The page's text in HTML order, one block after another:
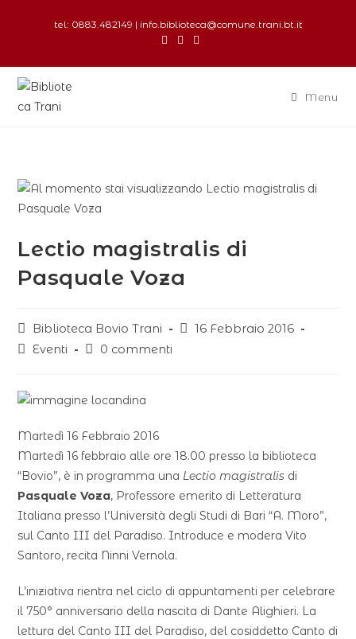
tel: 0883.482149 | info.biblioteca@comune.trani.bt.it
Menu
Lectio magistralis di
Pasquale Voza
Biblioteca Bovio Trani
16 Febbraio 2016
Eventi
0 commenti
Martedì 16 Febbraio 2016
Martedì 16 febbraio alle ore 18.00 presso la biblioteca
“Bovio”, è in programma una Lectio magistralis di
Pasquale Voza, Professore emerito di Letteratura
Italiana presso l’Università degli Studi di Bari “A. Moro”,
sul Canto III del Paradiso. Introduce e modera Vito
Santoro, recita Ninni Vernola.
L’iniziativa rientra nel ciclo di appuntamenti per celebrare
il 750° anniversario della nascita di Dante Alighieri. La
lettura del Canto III del Paradiso, del cosiddetto Canto di